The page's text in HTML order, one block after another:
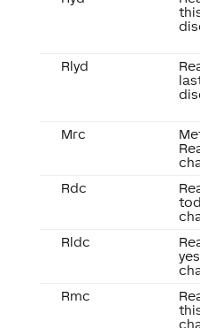
Rlyd
Mrc
Rdc
Rldc
Rmc